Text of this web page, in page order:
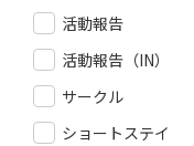
活動報告
活動報告（IN）
サークル
ショートステイ